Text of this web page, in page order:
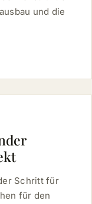
und die
Schritt für
für den